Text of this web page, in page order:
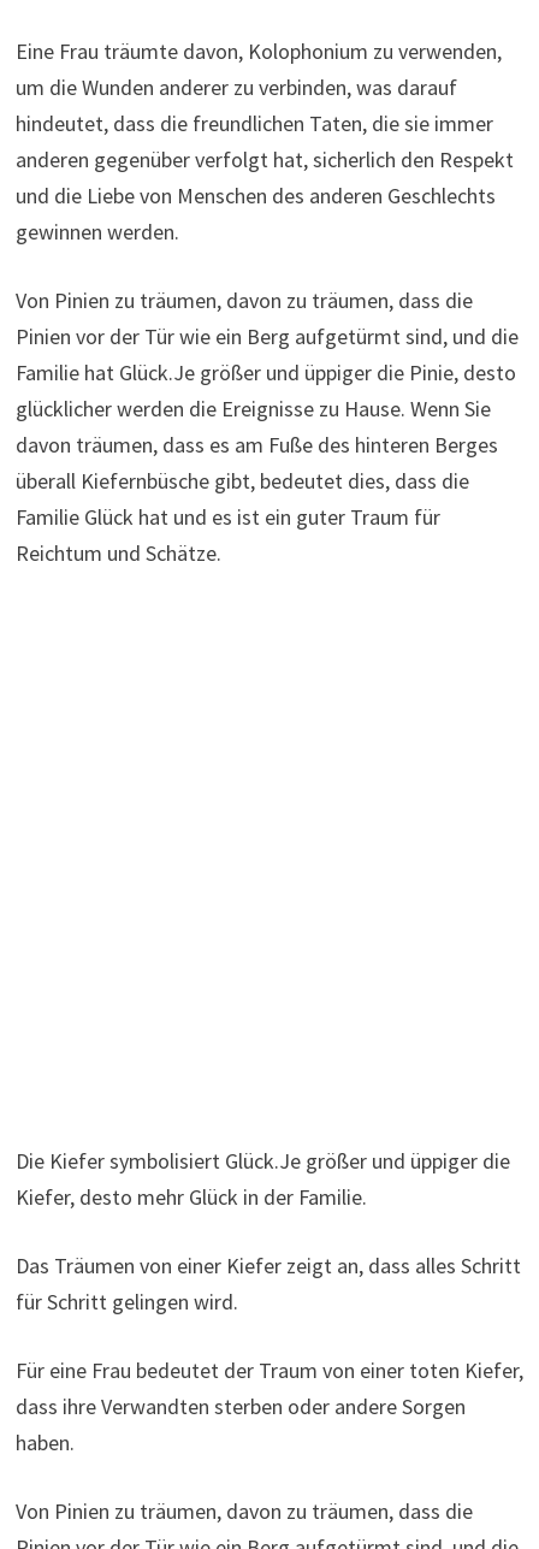
Eine Frau träumte davon, Kolophonium zu verwenden,
um die Wunden anderer zu verbinden, was darauf
hindeutet, dass die freundlichen Taten, die sie immer
anderen gegenüber verfolgt hat, sicherlich den Respekt
und die Liebe von Menschen des anderen Geschlechts
gewinnen werden.
Von Pinien zu träumen, davon zu träumen, dass die
Pinien vor der Tür wie ein Berg aufgetürmt sind, und die
Familie hat Glück.Je größer und üppiger die Pinie, desto
glücklicher werden die Ereignisse zu Hause. Wenn Sie
davon träumen, dass es am Fuße des hinteren Berges
überall Kiefernbüsche gibt, bedeutet dies, dass die
Familie Glück hat und es ist ein guter Traum für
Reichtum und Schätze.
Die Kiefer symbolisiert Glück.Je größer und üppiger die
Kiefer, desto mehr Glück in der Familie.
Das Träumen von einer Kiefer zeigt an, dass alles Schritt
für Schritt gelingen wird.
Für eine Frau bedeutet der Traum von einer toten Kiefer,
dass ihre Verwandten sterben oder andere Sorgen
haben.
Von Pinien zu träumen, davon zu träumen, dass die